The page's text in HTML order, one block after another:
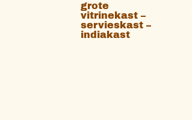
grote
vitrinekast –
servieskast –
indiakast